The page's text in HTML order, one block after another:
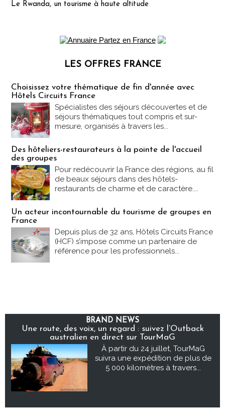
Le Rwanda, un tourisme à haute altitude
LES OFFRES FRANCE
Choisissez votre thématique de fin d'année avec
Hôtels Circuits France
Spécialistes des séjours découvertes et de
séjours thématiques tout compris et sur-
mesure, organisés à travers les...
Des hôteliers-restaurateurs à la pointe de l'accueil
des groupes
Pour redécouvrir la France des régions, au fil
de beaux séjours dans des hôtels-
restaurants de charme et de caractère....
Un acteur incontournable du tourisme de groupes en
France
Depuis plus de 32 ans, Hôtels Circuits France
(HCF) s’impose comme un partenaire de
référence pour les professionnels...
BRAND NEWS
Une route, des voix, un regard : suivez l’Outback
australien en direct sur TourMaG
À partir du 24 juillet, TourMaG
suivra une expédition de plus de
5 000 kilomètres à travers...